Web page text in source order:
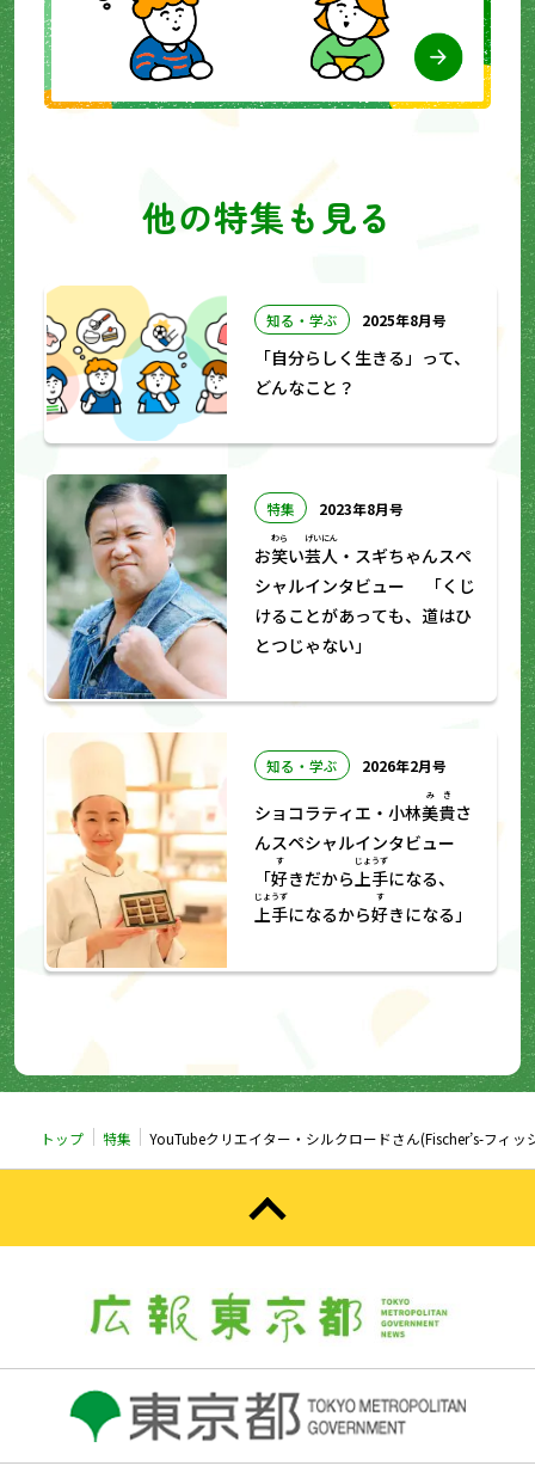
他の特集も見る
知る・学ぶ 2025年8月号
「自分らしく生きる」って、
どんなこと？
特集 2023年8月号
お笑
わら
い芸人
げいにん
・スギちゃんスペ
シャルインタビュー 「くじ
けることがあっても、道はひ
とつじゃない」
知る・学ぶ 2026年2月号
ショコラティエ・小林美貴
みき
さ
んスペシャルインタビュー
「好
す
きだから上手
じょうず
になる、
上手
じょうず
になるから好
す
きになる」
トップ 特集 YouTubeクリエイター・シルクロードさん(Fischer’s-フィ